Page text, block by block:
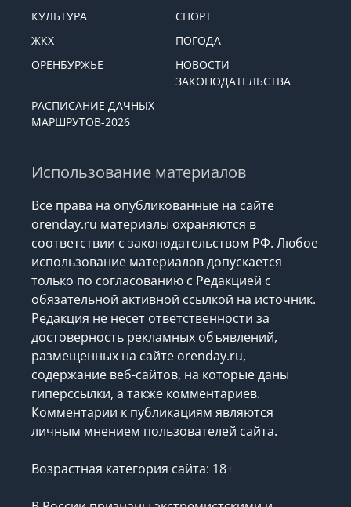
КУЛЬТУРА
СПОРТ
ЖКХ
ПОГОДА
ОРЕНБУРЖЬЕ
НОВОСТИ
ЗАКОНОДАТЕЛЬСТВА
РАСПИСАНИЕ ДАЧНЫХ
МАРШРУТОВ-2026
Использование материалов
Все права на опубликованные на сайте
orenday.ru материалы охраняются в
соответствии с законодательством РФ. Любое
использование материалов допускается
только по согласованию с Редакцией с
обязательной активной ссылкой на источник.
Редакция не несет ответственности за
достоверность рекламных объявлений,
размещенных на сайте orenday.ru,
содержание веб-сайтов, на которые даны
гиперссылки, а также комментариев.
Комментарии к публикациям являются
личным мнением пользователей сайта.
Возрастная категория сайта: 18+